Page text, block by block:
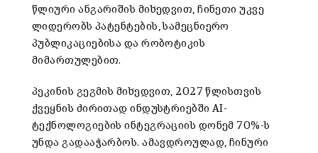
წლიური ანგარიშის მიხედვით, ჩინეთი უკვე
ლიდერობს პატენტების, სამეცნიერო
პუბლიკაციებისა და რობოტიკის
მიმართულებით.
პეკინის გეგმის მიხედვით, 2027 წლისთვის
ქვეყნის ძირითად ინდუსტრიებში AI-
ტექნოლოგიების ინტეგრაციის დონემ 70%-ს
უნდა გადააჭარბოს. ამავდროულად, ჩინური